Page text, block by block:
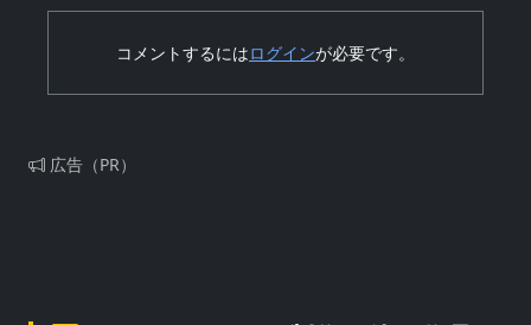
コメントするにはログインが必要です。
広告（PR）